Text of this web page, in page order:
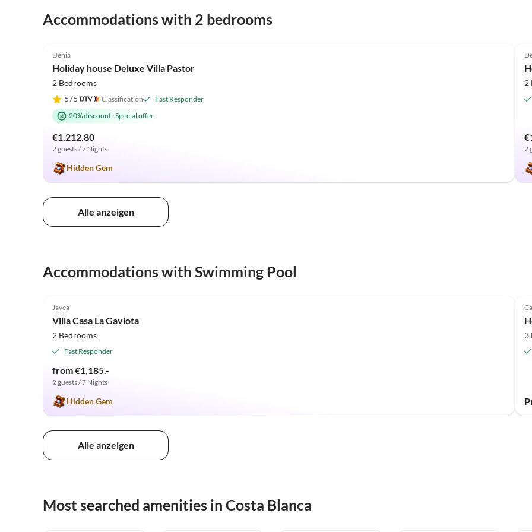
Accommodations with 2 bedrooms
Denia
Holiday house Deluxe Villa Pastor
2 Bedrooms
5 / 5 Classification
Fast Responder
20% discount·Special offer
€1,212.80
2 guests / 7 Nights
Hidden Gem
2
2
Alle anzeigen
Accommodations with Swimming Pool
Javea
Villa Casa La Gaviota
2 Bedrooms
Fast Responder
from €1,185.-
2 guests / 7 Nights
Hidden Gem
3
Alle anzeigen
Most searched amenities in Costa Blanca